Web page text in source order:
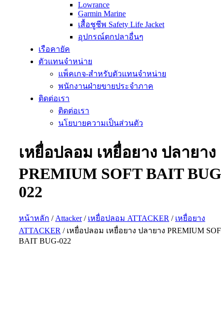
Lowrance
Garmin Marine
เสื้อชูชีพ Safety Life Jacket
อุปกรณ์ตกปลาอื่นๆ
เรือคายัค
ตัวแทนจำหน่าย
แพ็คเกจ-สำหรับตัวแทนจำหน่าย
พนักงานฝ่ายขายประจำภาค
ติดต่อเรา
ติดต่อเรา
นโยบายความเป็นส่วนตัว
เหยื่อปลอม เหยื่อยาง ปลายาง
PREMIUM SOFT BAIT
022
หน้าหลัก / Attacker/ เหยื่อปลอม ATTACKER / เหยื่อยาง
ATTACKER / เหยื่อปลอม เหยื่อยาง ปลายาง PREMIUM
BAIT BUG-022